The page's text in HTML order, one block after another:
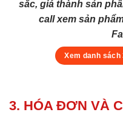
sắc, giá thành sản
call xem sản
Xem danh
3. HÓA ĐƠN VÀ